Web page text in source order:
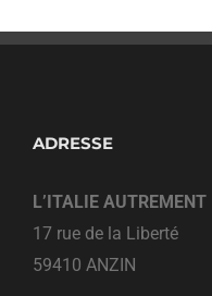
ADRESSE
L’ITALIE AUTREMENT
17 rue de la Liberté
59410 ANZIN